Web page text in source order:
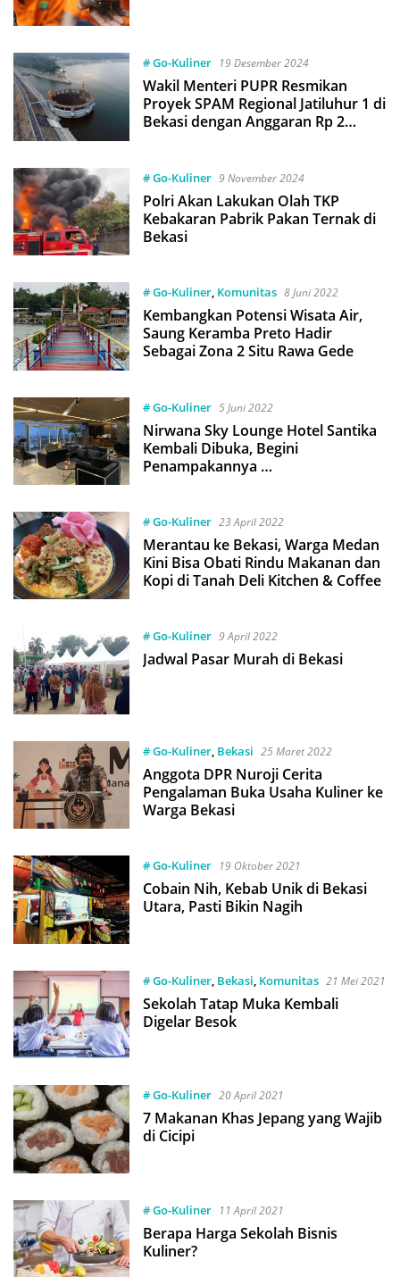
# Go-Kuliner 19 Desember 2024
Wakil Menteri PUPR Resmikan
Proyek SPAM Regional Jatiluhur 1 di
Bekasi dengan Anggaran Rp 2
# Go-Kuliner 9 November 2024
Polri Akan Lakukan Olah TKP
Kebakaran Pabrik Pakan Ternak di
Bekasi
# Go-Kuliner, Komunitas 8 Juni 2022
Kembangkan Potensi Wisata Air,
Saung Keramba Preto Hadir
Sebagai Zona 2 Situ Rawa Gede
# Go-Kuliner 5 Juni 2022
Nirwana Sky Lounge Hotel Santika
Kembali Dibuka, Begini
Penampakannya …
# Go-Kuliner 23 April 2022
Merantau ke Bekasi, Warga Medan
Kini Bisa Obati Rindu Makanan dan
Kopi di Tanah Deli Kitchen & Coffee
# Go-Kuliner 9 April 2022
Jadwal Pasar Murah di Bekasi
# Go-Kuliner, Bekasi 25 Maret 2022
Anggota DPR Nuroji Cerita
Pengalaman Buka Usaha Kuliner ke
Warga Bekasi
# Go-Kuliner 19 Oktober 2021
Cobain Nih, Kebab Unik di Bekasi
Utara, Pasti Bikin Nagih
# Go-Kuliner, Bekasi, Komunitas 21 Mei 2021
Sekolah Tatap Muka Kembali
Digelar Besok
# Go-Kuliner 20 April 2021
7 Makanan Khas Jepang yang Wajib
di Cicipi
# Go-Kuliner 11 April 2021
Berapa Harga Sekolah Bisnis
Kuliner?